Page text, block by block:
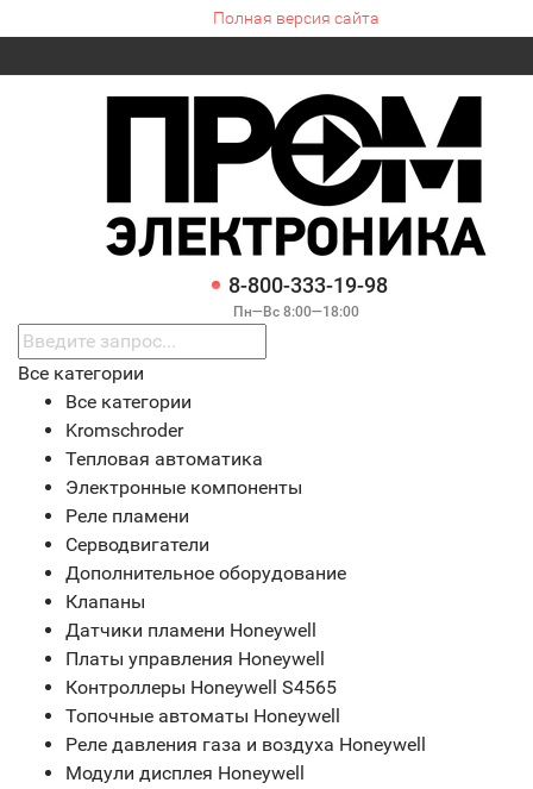
Полная версия сайта
8-800-333-19-98
Пн—Вс 8:00—18:00
Все категории
Все категории
Kromschroder
Тепловая автоматика
Электронные компоненты
Реле пламени
Серводвигатели
Дополнительное оборудование
Клапаны
Датчики пламени Honeywell
Платы управления Honeywell
Контроллеры Honeywell S4565
Топочные автоматы Honeywell
Реле давления газа и воздуха Honeywell
Модули дисплея Honeywell